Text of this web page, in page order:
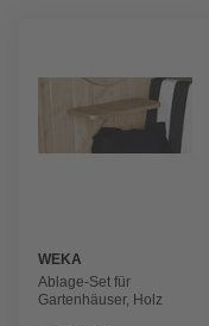
WEKA
Ablage-Set für
Gartenhäuser, Holz